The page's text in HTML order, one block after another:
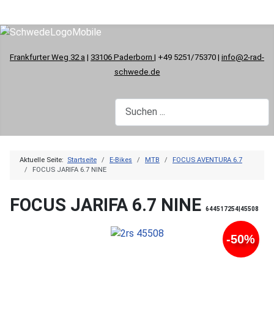
Frankfurter Weg 32 a | 33106 Paderborn | +49 5251/75370 | info@2-rad-
schwede.de
Aktuelle Seite: Startseite E-Bikes MTB
FOCUS AVENTURA 6.7
FOCUS JARIFA 6.7 NINE
FOCUS JARIFA 6.7 NINE 644517254|45508
-50%